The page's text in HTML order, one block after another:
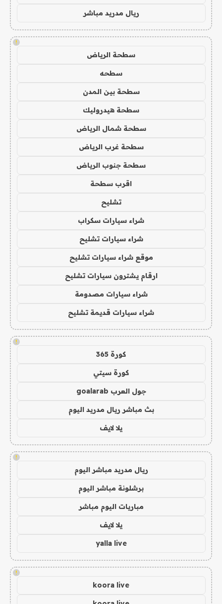
ريال مدريد مباشر
!
سطحة الرياض
سطحه
سطحة بين المدن
سطحة هيدروليك
سطحة شمال الرياض
سطحة غرب الرياض
سطحة جنوب الرياض
اقرب سطحة
تشليح
شراء سيارات سكراب
شراء سيارات تشليح
موقع شراء سيارات تشليح
ارقام يشترون سيارات تشليح
شراء سيارات مصدومة
شراء سيارات قديمة تشليح
!
كورة 365
كورة سيتي
جول العرب goalarab
بث مباشر ريال مدريد اليوم
يلا لايف
!
ريال مدريد مباشر اليوم
برشلونة مباشر اليوم
مباريات اليوم مباشر
يلا لايف
yalla live
!
koora live